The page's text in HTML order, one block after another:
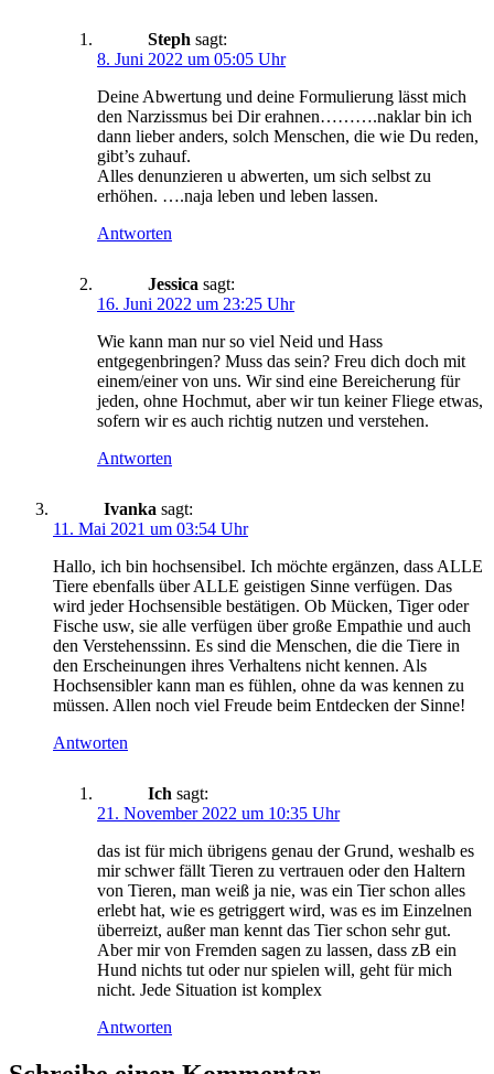
Steph sagt:
8. Juni 2022 um 05:05 Uhr
Deine Abwertung und deine Formulierung lässt mich
den Narzissmus bei Dir erahnen……….naklar bin ich
dann lieber anders, solch Menschen, die wie Du reden,
gibt’s zuhauf.
Alles denunzieren u abwerten, um sich selbst zu
erhöhen. ….naja leben und leben lassen.
Antworten
Jessica sagt:
16. Juni 2022 um 23:25 Uhr
Wie kann man nur so viel Neid und Hass
entgegenbringen? Muss das sein? Freu dich doch mit
einem/einer von uns. Wir sind eine Bereicherung für
jeden, ohne Hochmut, aber wir tun keiner Fliege etwas,
sofern wir es auch richtig nutzen und verstehen.
Antworten
Ivanka sagt:
11. Mai 2021 um 03:54 Uhr
Hallo, ich bin hochsensibel. Ich möchte ergänzen, dass ALLE
Tiere ebenfalls über ALLE geistigen Sinne verfügen. Das
wird jeder Hochsensible bestätigen. Ob Mücken, Tiger oder
Fische usw, sie alle verfügen über große Empathie und auch
den Verstehenssinn. Es sind die Menschen, die die Tiere in
den Erscheinungen ihres Verhaltens nicht kennen. Als
Hochsensibler kann man es fühlen, ohne da was kennen zu
müssen. Allen noch viel Freude beim Entdecken der Sinne!
Antworten
Ich sagt:
21. November 2022 um 10:35 Uhr
das ist für mich übrigens genau der Grund, weshalb es
mir schwer fällt Tieren zu vertrauen oder den Haltern
von Tieren, man weiß ja nie, was ein Tier schon alles
erlebt hat, wie es getriggert wird, was es im Einzelnen
überreizt, außer man kennt das Tier schon sehr gut.
Aber mir von Fremden sagen zu lassen, dass zB ein
Hund nichts tut oder nur spielen will, geht für mich
nicht. Jede Situation ist komplex
Antworten